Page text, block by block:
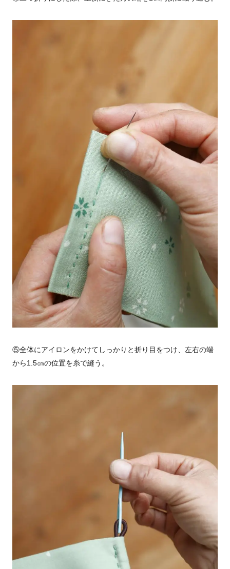
⑤全体にアイロンをかけてしっかりと折り目をつけ、左右の端
から1.5㎝の位置を糸で縫う。